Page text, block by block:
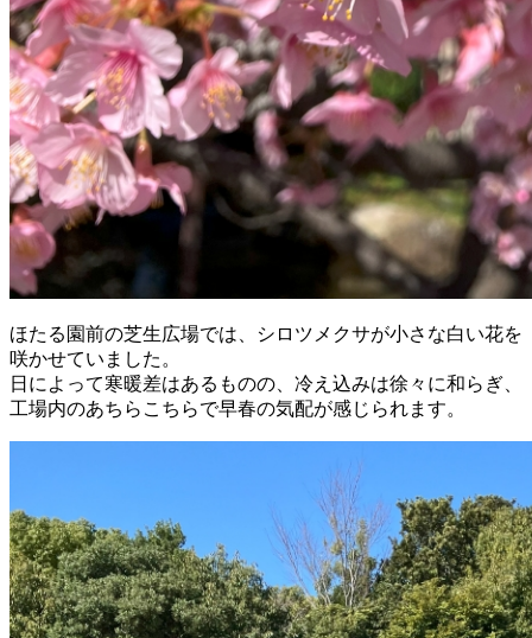
ほたる園前の芝生広場では、シロツメクサが小さな白い花を
咲かせていました。
日によって寒暖差はあるものの、冷え込みは徐々に和らぎ、
工場内のあちらこちらで早春の気配が感じられます。